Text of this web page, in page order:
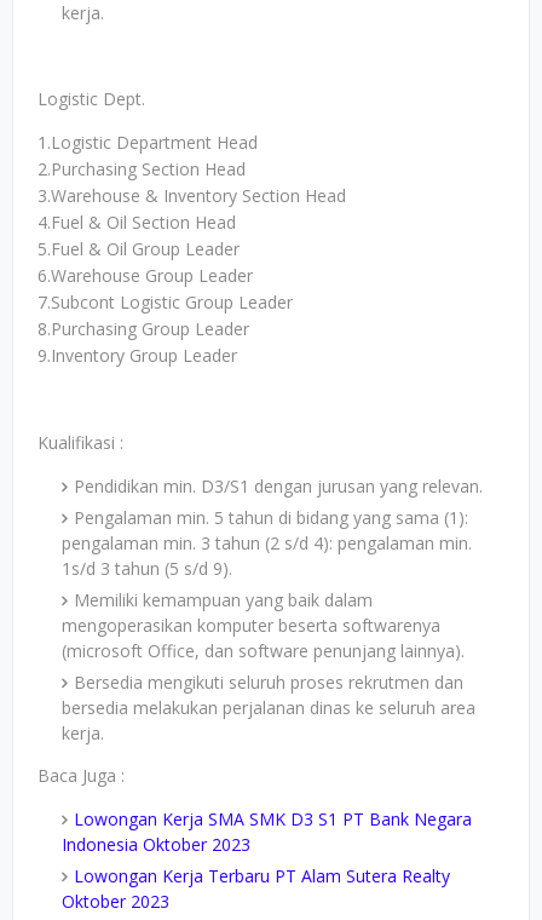
kerja.
Logistic Dept.
1.Logistic Department Head
2.Purchasing Section Head
3.Warehouse & Inventory Section Head
4.Fuel & Oil Section Head
5.Fuel & Oil Group Leader
6.Warehouse Group Leader
7.Subcont Logistic Group Leader
8.Purchasing Group Leader
9.Inventory Group Leader
Kualifikasi :
Pendidikan min. D3/S1 dengan jurusan yang relevan.
Pengalaman min. 5 tahun di bidang yang sama (1):
pengalaman min. 3 tahun (2 s/d 4): pengalaman min.
1s/d 3 tahun (5 s/d 9).
Memiliki kemampuan yang baik dalam
mengoperasikan komputer beserta softwarenya
(microsoft Office, dan software penunjang lainnya).
Bersedia mengikuti seluruh proses rekrutmen dan
bersedia melakukan perjalanan dinas ke seluruh area
kerja.
Baca Juga :
Lowongan Kerja SMA SMK D3 S1 PT Bank Negara
Indonesia Oktober 2023
Lowongan Kerja Terbaru PT Alam Sutera Realty
Oktober 2023